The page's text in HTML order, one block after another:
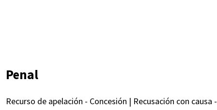
Penal
Recurso de apelación - Concesión | Recusación con causa